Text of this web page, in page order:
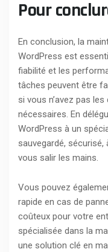
Pour
En conclusion, la
WordPress est
fiabilité et les
tâches peuvent être
si vous n’avez pas
nécessaires. En
WordPress à un
sauvegardé,
vous salir les mains.
Vous pouvez
rapide en cas de
coûteux pour votre
spécialisée dans la
une solution clé en